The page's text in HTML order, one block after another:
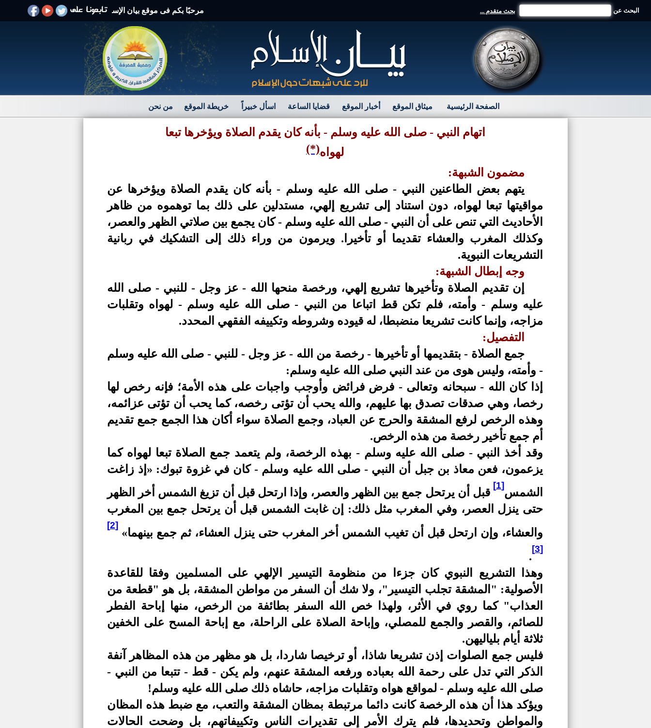
مرحبًا بكم فى موقع بيان الإسلام الرد على الافتراءات والشبهات بحث متقدم ... البحث عن
الصفحة الرئيسية ميثاق الموقع أخبار الموقع قضايا الساعة اسأل خبيراً خريطة الموقع من نحن
اتهام النبي - صلى الله عليه وسلم - بأنه كان يقدم الصلاة ويؤخرها تبعا
لهواه(*)
مضمون الشبهة:
يتهم بعض الطاعنين النبي - صلى الله عليه وسلم - بأنه كان يقدم الصلاة ويؤخرها عن
مواقيتها تبعا لهواه، دون استناد إلى تشريع إلهي، مستدلين على ذلك بما توهموه من ظاهر
الأحاديث التي تنص على أن النبي - صلى الله عليه وسلم - كان يجمع بين صلاتي الظهر والعصر،
وكذلك المغرب والعشاء تقديما أو تأخيرا. ويرمون من وراء ذلك إلى التشكيك في ربانية
التشريعات النبوية.
وجه إبطال الشبهة:
إن تقديم الصلاة وتأخيرها تشريع إلهي، ورخصة منحها الله - عز وجل - للنبي - صلى الله
عليه وسلم - وأمته، فلم تكن قط اتباعا من النبي - صلى الله عليه وسلم - لهواه وتقلبات
مزاجه، وإنما كانت تشريعا منضبطا، له قيوده وشروطه وتكييفه الفقهي المحدد.
التفصيل:
جمع الصلاة - بتقديمها أو تأخيرها - رخصة من الله - عز وجل - للنبي - صلى الله عليه وسلم
- وأمته، وليس هوى من عند النبي صلى الله عليه وسلم:
إذا كان الله - سبحانه وتعالى - فرض فرائض وأوجب واجبات على هذه الأمة؛ فإنه رخص لها
رخصا، وهي صدقات تصدق بها عليهم، والله يحب أن تؤتى رخصه، كما يحب أن تؤتى عزائمه،
وهذه الرخص لرفع المشقة والحرج عن العباد، وجمع الصلاة سواء أكان هذا الجمع جمع تقديم
أم جمع تأخير رخصة من هذه الرخص.
وقد أخذ النبي - صلى الله عليه وسلم - بهذه الرخصة، ولم يتعمد جمع الصلاة تبعا لهواه كما
يزعمون، فعن معاذ بن جبل أن النبي - صلى الله عليه وسلم - كان في غزوة تبوك: «إذ زاغت
الشمس
[1]
قبل أن يرتحل جمع بين الظهر والعصر، وإذا ارتحل قبل أن تزيغ الشمس أخر الظهر
حتى ينزل العصر، وفي المغرب مثل ذلك: إن غابت الشمس قبل أن يرتحل جمع بين المغرب
والعشاء، وإن ارتحل قبل أن تغيب الشمس أخر المغرب حتى ينزل العشاء، ثم جمع بينهما»
[2]
[3]
.
وهذا التشريع النبوي كان جزءا من منظومة التيسير الإلهي على المسلمين وفقا للقاعدة
الأصولية: "المشقة تجلب التيسير"، ولا شك أن السفر من مواطن المشقة، بل هو "قطعة من
العذاب" كما روي في الأثر، ولهذا خص الله السفر بطائفة من الرخص، منها إباحة الفطر
للصائم، والقصر والجمع للمصلي، وإباحة الصلاة على الراحلة، مع إباحة المسح على الخفين
ثلاثة أيام بلياليهن.
فليس جمع الصلوات إذن تشريعا شاذا، أو ترخيصا شاردا، بل هو مظهر من هذه المظاهر آنفة
الذكر التي تدل على رحمة الله بعباده ورفعه المشقة عنهم، ولم يكن - قط - تتبعا من النبي -
صلى الله عليه وسلم - لمواقع هواه وتقلبات مزاجه، حاشاه ذلك صلى الله عليه وسلم!
ويؤكد هذا أن هذه الرخصة كانت دائما مرتبطة بمظان المشقة والتعب، مع ضبط هذه المظان
والمواطن وتحديدها، فلم يترك الأمر إلى تقديرات الناس وتكييفاتهم، بل وضحت الحالات